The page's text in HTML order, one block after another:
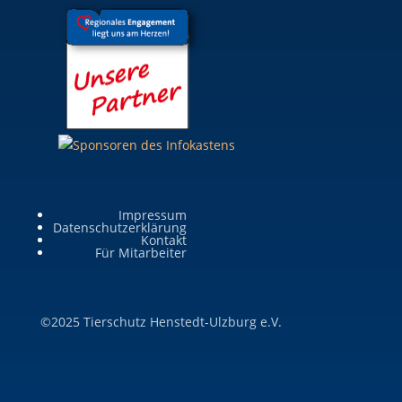
Impressum
Datenschutzerklärung
Kontakt
Für Mitarbeiter
©2025 Tierschutz Henstedt-Ulzburg e.V.